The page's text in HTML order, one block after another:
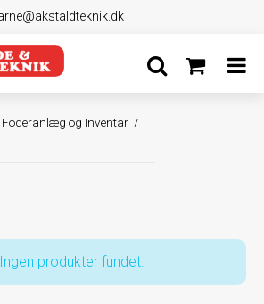
Foderanlæg og Inventar /
Ingen produkter fundet.